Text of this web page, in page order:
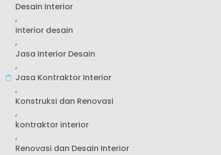
Desain Interior
,
interior desain
,
Jasa Interior Desain
,
Jasa Kontraktor Interior
,
Konstruksi dan Renovasi
,
kontraktor interior
,
Renovasi dan Desain Interior